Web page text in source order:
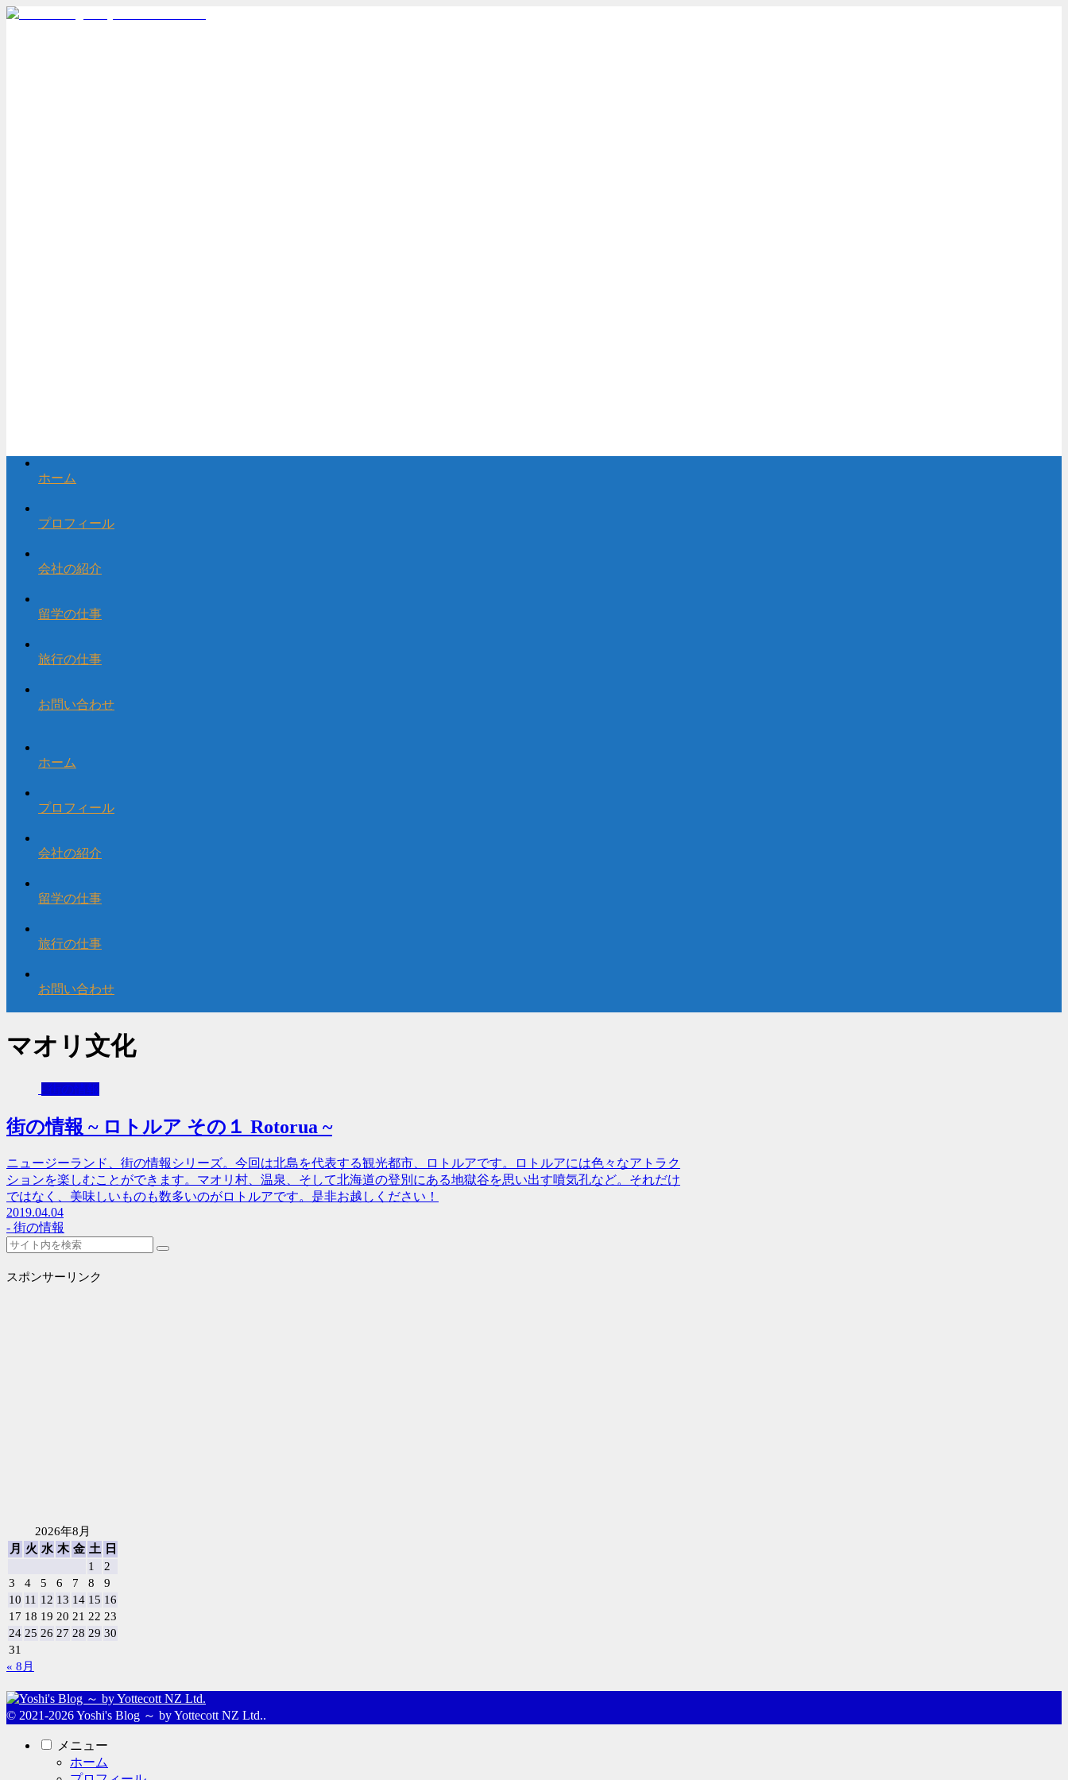
ホーム
プロフィール
会社の紹介
留学の仕事
旅行の仕事
お問い合わせ
ホーム
プロフィール
会社の紹介
留学の仕事
旅行の仕事
お問い合わせ
マオリ文化
- 街の情報
街の情報 ~ ロトルア その１ Rotorua ~
ニュージーランド、街の情報シリーズ。今回は北島を代表する観光都市、ロトルアです。ロトルアには色々なアトラク
ションを楽しむことができます。マオリ村、温泉、そして北海道の登別にある地獄谷を思い出す噴気孔など。それだけ
ではなく、美味しいものも数多いのがロトルアです。是非お越しください！
2019.04.04
- 街の情報
スポンサーリンク
2026年8月
月
火 水 木 金 土
日
1
2
3
4 5 6 7 8
9
10 11 12 13 14 15 16
17 18 19 20 21 22 23
24 25 26 27 28 29 30
31
« 8月
© 2021-2026 Yoshi's Blog ～ by Yottecott NZ Ltd..
メニュー
ホーム